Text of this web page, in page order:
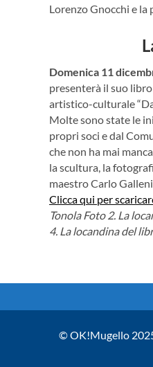
Lorenzo Gnocchi e la
Domenica 11
presenterà il suo
artistico-culturale
Molte sono state le
propri soci e dal
che non ha mai
la scultura, la
maestro Carlo
Clicca qui per
Tonola Foto 2. La
4. La locandina del
© OK!Mugello